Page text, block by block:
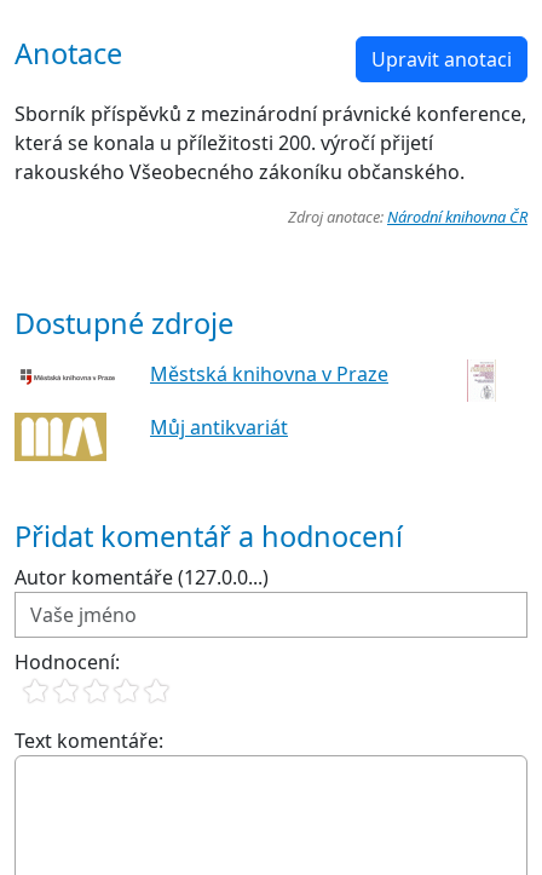
Anotace Upravit anotaci
Sborník příspěvků z mezinárodní právnické konference,
která se konala u příležitosti 200. výročí přijetí
rakouského Všeobecného zákoníku občanského.
Zdroj anotace:Národní knihovna ČR
Dostupné zdroje
Městská knihovna v Praze
Můj antikvariát
Přidat komentář a hodnocení
Autor komentáře (127.0.0...)
Hodnocení:
Text komentáře: